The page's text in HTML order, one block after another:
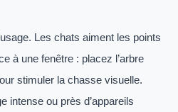
Les chats aiment les points
à une fenêtre : placez l’arbre
stimuler la chasse visuelle.
intense ou près d’appareils